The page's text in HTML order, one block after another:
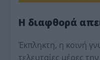
Η διαφθορά
Έκπληκτη, η κοινή
τελευταίες μέρες